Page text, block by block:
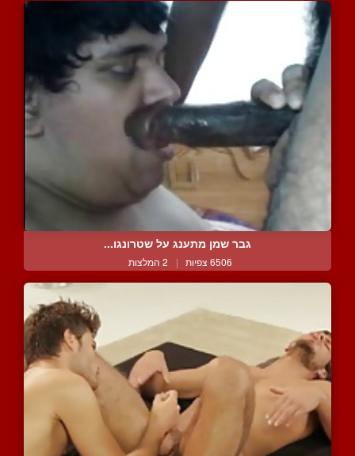
גבר שמן מתענג על שטרונגו...
6506 צפיות | 2 המלצות